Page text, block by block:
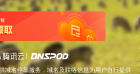
域名停靠服务，域名及联络信息为用户自行提供